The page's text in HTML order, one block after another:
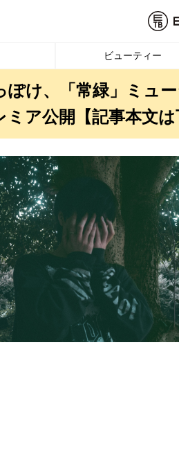
ビューティー
ぽけ、「常緑」ミュ
ア公開【記事本文は